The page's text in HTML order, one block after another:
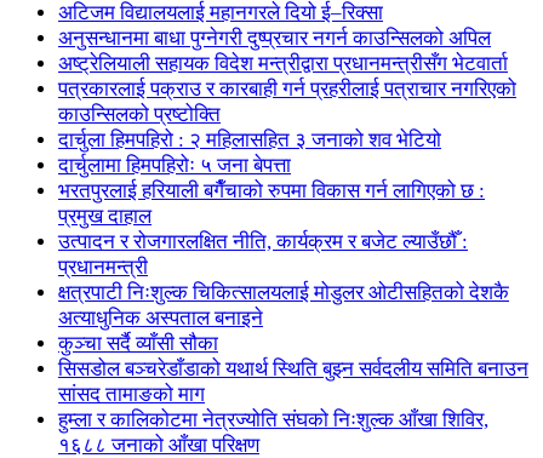
अटिजम विद्यालयलाई महानगरले दियो ई–रिक्सा
अनुसन्धानमा बाधा पुग्नेगरी दुष्प्रचार नगर्न काउन्सिलको अपिल
अष्ट्रेलियाली सहायक विदेश मन्त्रीद्वारा प्रधानमन्त्रीसँग भेटवार्ता
पत्रकारलाई पक्राउ र कारबाही गर्न प्रहरीलाई पत्राचार नगरिएको
काउन्सिलको प्रष्टोक्ति
दार्चुला हिमपहिरो : २ महिलासहित ३ जनाको शव भेटियो
दार्चुलामा हिमपहिरोः ५ जना बेपत्ता
भरतपुरलाई हरियाली बगैँचाको रुपमा विकास गर्न लागिएको छ :
प्रमुख दाहाल
उत्पादन र रोजगारलक्षित नीति, कार्यक्रम र बजेट ल्याउँछौँ :
प्रधानमन्त्री
क्षत्रपाटी निःशुल्क चिकित्सालयलाई मोडुलर ओटीसहितको देशकै
अत्याधुनिक अस्पताल बनाइने
कुञ्चा सर्दै व्याँसी सौका
सिसडोल बञ्चरेडाँडाको यथार्थ स्थिति बुझ्न सर्वदलीय समिति बनाउन
सांसद तामाङको माग
हुम्ला र कालिकोटमा नेत्रज्योति संघको निःशुल्क आँखा शिविर,
१६८८ जनाको आँखा परिक्षण